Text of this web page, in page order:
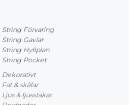
String Förvaring
String Gavlar
String Hyllplan
String Pocket
Dekorativt
Fat & skålar
Ljus & ljusstakar